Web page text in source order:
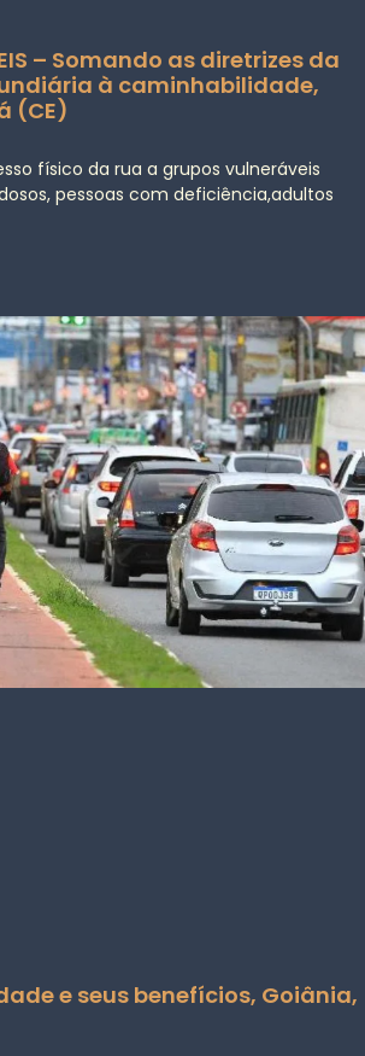
– Somando as diretrizes da
à caminhabilidade,
(CE)
físico da rua a grupos vulneráveis
pessoas com deficiência,adultos
e seus benefícios, Goiânia,